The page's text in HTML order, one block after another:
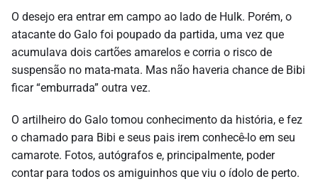
O desejo era entrar em campo ao lado de Hulk. Porém, o
atacante do Galo foi poupado da partida, uma vez que
acumulava dois cartões amarelos e corria o risco de
suspensão no mata-mata. Mas não haveria chance de Bibi
ficar “emburrada” outra vez.
O artilheiro do Galo tomou conhecimento da história, e fez
o chamado para Bibi e seus pais irem conhecê-lo em seu
camarote. Fotos, autógrafos e, principalmente, poder
contar para todos os amiguinhos que viu o ídolo de perto.